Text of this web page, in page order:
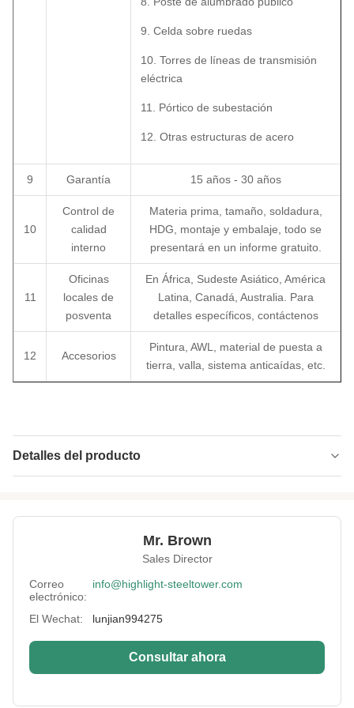
9. Celda sobre ruedas
10. Torres de líneas de transmisión
eléctrica
11. Pórtico de subestación
12. Otras estructuras de acero
9 Garantía 15 años - 30 años
10
Control de
calidad
interno
Materia prima, tamaño, soldadura,
HDG, montaje y embalaje, todo se
presentará en un informe gratuito.
11
Oficinas
locales de
posventa
En África, Sudeste Asiático, América
Latina, Canadá, Australia. Para
detalles específicos, contáctenos
12 Accesorios
Pintura, AWL, material de puesta a
tierra, valla, sistema anticaídas, etc.
Detalles del producto
Material: GB Q235 o Q355
HDG y corteza
Advanced
Equipment:
Máquina prensadora de 2.400 toneladas y
soldadoras automáticas
Height: los 0-200m
Warranty: 15 años
Port: Qingdao
Mr. Brown
Sales Director
Correo
electrónico:
info@highlight-steeltower.com
El Wechat: lunjian994275
Consultar ahora